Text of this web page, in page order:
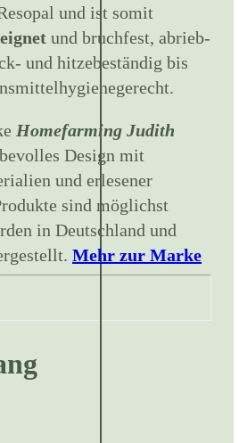
und ist somit
und bruchfest, abrieb-
und hitzebeständig bis
Homefarming Judith
Design mit
und erlesener
sind möglichst
in Deutschland und
Mehr zur Marke